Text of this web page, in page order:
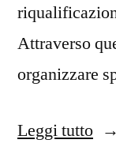
Attraverso
organizzare
Leggi tutto